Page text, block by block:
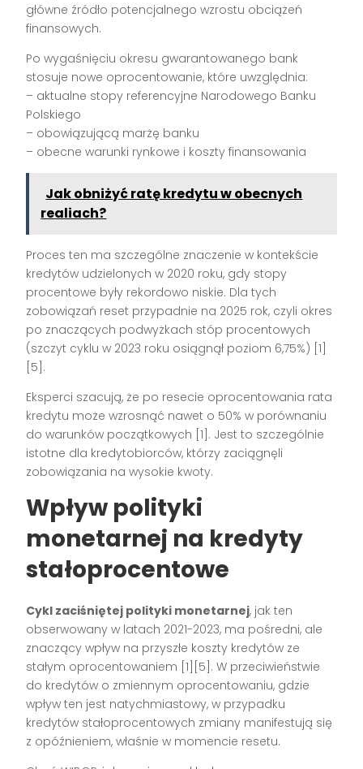
główne źródło potencjalnego wzrostu obciążeń
finansowych.
Po wygaśnięciu okresu gwarantowanego bank
stosuje nowe oprocentowanie, które uwzględnia:
– aktualne stopy referencyjne Narodowego Banku
Polskiego
– obowiązującą marżę banku
– obecne warunki rynkowe i koszty finansowania
Jak obniżyć ratę kredytu w obecnych
realiach?
Proces ten ma szczególne znaczenie w kontekście
kredytów udzielonych w 2020 roku, gdy stopy
procentowe były rekordowo niskie. Dla tych
zobowiązań reset przypadnie na 2025 rok, czyli okres
po znaczących podwyżkach stóp procentowych
(szczyt cyklu w 2023 roku osiągnął poziom 6,75%) [1]
[5].
Eksperci szacują, że po resecie oprocentowania rata
kredytu może wzrosnąć nawet o 50% w porównaniu
do warunków początkowych [1]. Jest to szczególnie
istotne dla kredytobiorców, którzy zaciągnęli
zobowiązania na wysokie kwoty.
Wpływ polityki
monetarnej na kredyty
stałoprocentowe
Cykl zaciśniętej polityki monetarnej, jak ten
obserwowany w latach 2021-2023, ma pośredni, ale
znaczący wpływ na przyszłe koszty kredytów ze
stałym oprocentowaniem [1][5]. W przeciwieństwie
do kredytów o zmiennym oprocentowaniu, gdzie
wpływ ten jest natychmiastowy, w przypadku
kredytów stałoprocentowych zmiany manifestują się
z opóźnieniem, właśnie w momencie resetu.